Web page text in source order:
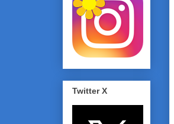
Twitter X